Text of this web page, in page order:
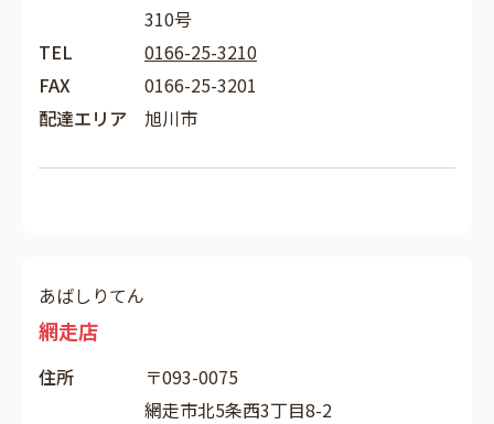
310号
TEL
0166-25-3210
FAX
0166-25-3201
配達エリア
旭川市
あばしりてん
網走店
住所
〒093-0075
網走市北5条西3丁目8-2